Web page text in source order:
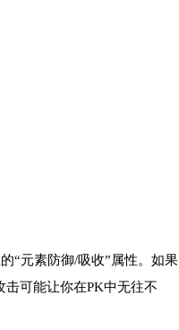
“元素防御/吸收”属性。如果
可能让你在PK中无往不